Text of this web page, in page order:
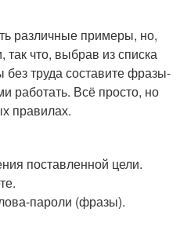
различные примеры, но,
что, выбрав из списка
труда составите фразы-
работать. Всё просто, но
правилах.
поставленной цели.
пароли (фразы).